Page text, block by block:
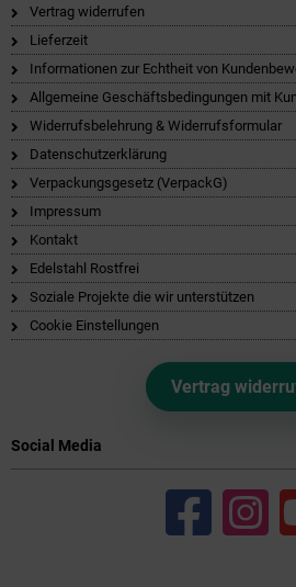
Vertrag widerrufen
Lieferzeit
Informationen zur Echtheit von
Allgemeine Geschäftsbedingungen mit
Widerrufsbelehrung & Widerrufsformular
Datenschutzerklärung
Verpackungsgesetz (VerpackG)
Impressum
Kontakt
Edelstahl Rostfrei
Soziale Projekte die wir unterstützen
Cookie Einstellungen
Vertrag
Social Media